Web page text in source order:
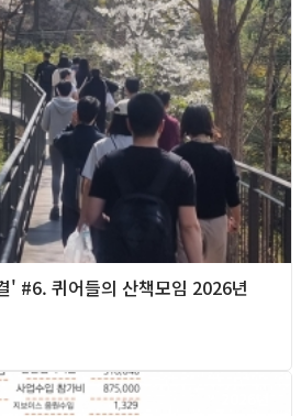
#6. 퀴어들의 산책모임 2026년